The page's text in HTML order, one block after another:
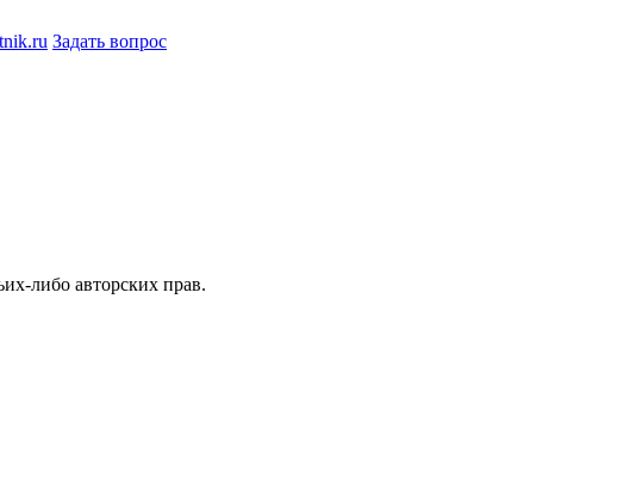
Задать вопрос
либо авторских прав.